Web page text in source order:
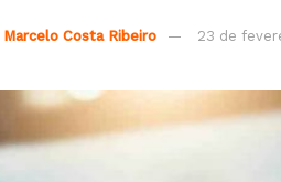
Marcelo Costa Ribeiro 23 de